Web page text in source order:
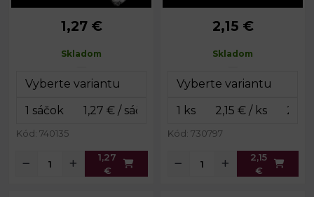
Priemer:
Balenie:
1,27 €
Skladom
Kód: 740135
1,27
€
19 cm
2,15 €
Skladom
Kód: 730797
2,15
€